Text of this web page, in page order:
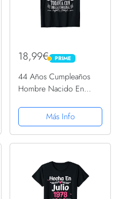
18,99€ PRIME
PRIME
44 Años Cumpleaños
Hombre Nacido En
CamisetaMás Info